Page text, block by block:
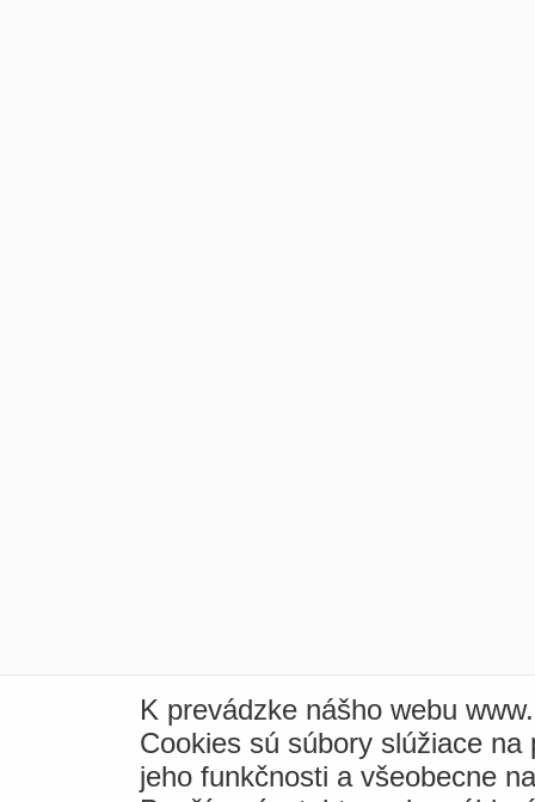
K prevádzke nášho webu
Cookies sú súbory slúžiace
jeho funkčnosti a všeobecne